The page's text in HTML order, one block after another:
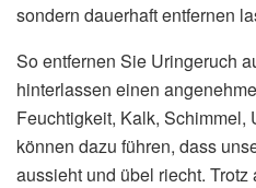
sondern dauerhaft entfernen
So entfernen Sie Uringeruch
hinterlassen einen
Feuchtigkeit, Kalk,
können dazu führen, dass
aussieht und übel riecht. Trotz